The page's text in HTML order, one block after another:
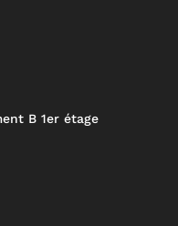
B 1er étage